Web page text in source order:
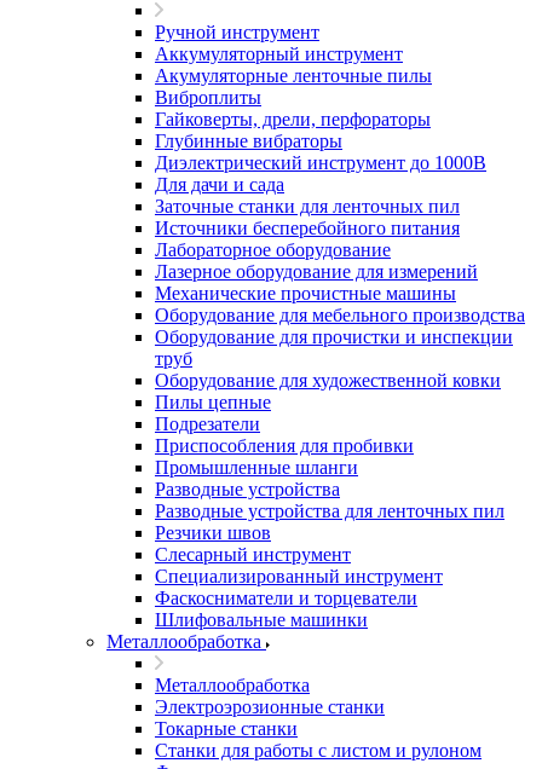
Ручной инструмент
Аккумуляторный инструмент
Акумуляторные ленточные пилы
Виброплиты
Гайковерты, дрели, перфораторы
Глубинные вибраторы
Диэлектрический инструмент до 1000В
Для дачи и сада
Заточные станки для ленточных пил
Источники бесперебойного питания
Лабораторное оборудование
Лазерное оборудование для измерений
Механические прочистные машины
Оборудование для мебельного производства
Оборудование для прочистки и инспекции
труб
Оборудование для художественной ковки
Пилы цепные
Подрезатели
Приспособления для пробивки
Промышленные шланги
Разводные устройства
Разводные устройства для ленточных пил
Резчики швов
Слесарный инструмент
Специализированный инструмент
Фаскосниматели и торцеватели
Шлифовальные машинки
Металлообработка
Металлообработка
Электроэрозионные станки
Токарные станки
Станки для работы с листом и рулоном